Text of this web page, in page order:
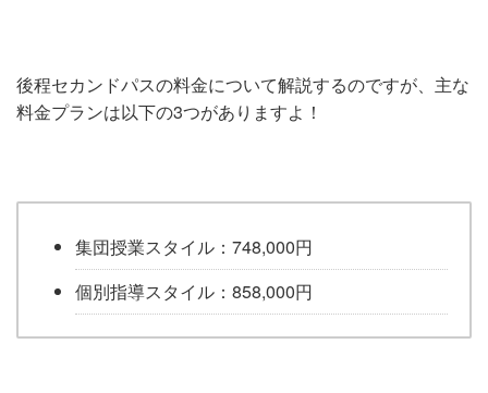
後程セカンドパスの料金について解説するのですが、主な
料金プランは以下の3つがありますよ！
集団授業スタイル：748,000円
個別指導スタイル：858,000円